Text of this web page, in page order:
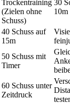
Trockentraining
(Zielen ohne
Schuss)
30
10m
40 Schuss auf
15m
50 Schuss mit
Timer
60 Schuss unter
Zeitdruck